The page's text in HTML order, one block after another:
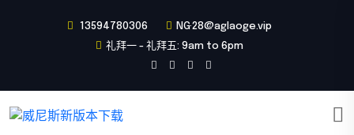
13594780306
NG·28@aglaoge.vip
礼拜一 - 礼拜五: 9am to 6pm